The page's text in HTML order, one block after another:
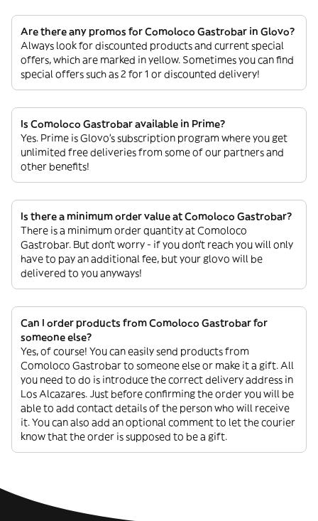
Are there any promos for Comoloco Gastrobar in Glovo?
Always look for discounted products and current special
offers, which are marked in yellow. Sometimes you can find
special offers such as 2 for 1 or discounted delivery!
Is Comoloco Gastrobar available in Prime?
Yes. Prime is Glovo’s subscription program where you get
unlimited free deliveries from some of our partners and
other benefits!
Is there a minimum order value at Comoloco Gastrobar?
There is a minimum order quantity at Comoloco
Gastrobar. But don’t worry - if you don’t reach you will only
have to pay an additional fee, but your glovo will be
delivered to you anyways!
Can I order products from Comoloco Gastrobar for
someone else?
Yes, of course! You can easily send products from
Comoloco Gastrobar to someone else or make it a gift. All
you need to do is introduce the correct delivery address in
Los Alcazares. Just before confirming the order you will be
able to add contact details of the person who will receive
it. You can also add an optional comment to let the courier
know that the order is supposed to be a gift.